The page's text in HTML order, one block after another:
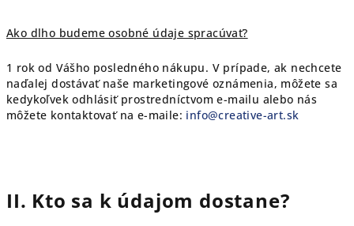
Ako dlho budeme osobné údaje spracúvať?
1 rok od Vášho posledného nákupu. V prípade, ak nechcete
naďalej dostávať naše marketingové oznámenia, môžete sa
kedykoľvek odhlásiť prostredníctvom e-mailu alebo nás
môžete kontaktovať na e-maile: info@creative-art.sk
II. Kto sa k údajom dostane?